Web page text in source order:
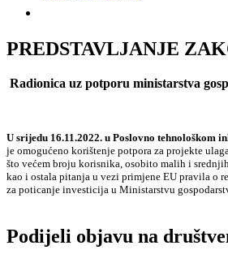
PREDSTAVLJANJE
Radionica uz potporu ministarstva
U srijedu 16.11.2022. u Poslovno tehnološkom
je omogućeno korištenje potpora za projekte
što većem broju korisnika, osobito malih i
kao i ostala pitanja u vezi primjene EU pravila o
za poticanje investicija u Ministarstvu
Podijeli objavu na